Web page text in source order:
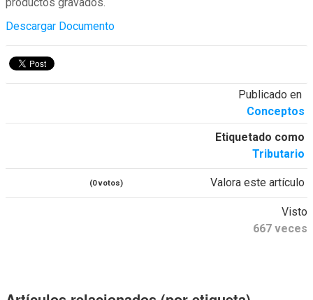
Publicado en
Conceptos
Etiquetado como
Tributario
Valora este artículo
(0 votos)
Visto
667 veces
Descargar Documento